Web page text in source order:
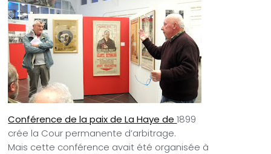
Conférence de la paix de La Haye de1899
crée la Cour permanente d’arbitrage.
Mais cette conférence avait été organisée à